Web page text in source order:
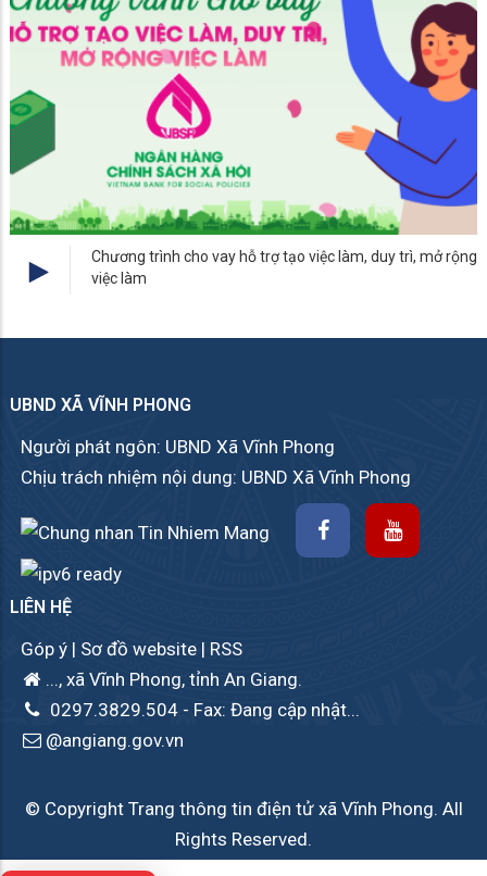
UBND XÃ VĨNH PHONG
Người phát ngôn: UBND Xã Vĩnh Phong
Chịu trách nhiệm nội dung: UBND Xã Vĩnh Phong
LIÊN HỆ
Góp ý | Sơ đồ website | RSS
..., xã Vĩnh Phong, tỉnh An Giang.
0297.3829.504 - Fax: Đang cập nhật...
@angiang.gov.vn
© Copyright Trang thông tin điện tử xã Vĩnh Phong. All
Rights Reserved.